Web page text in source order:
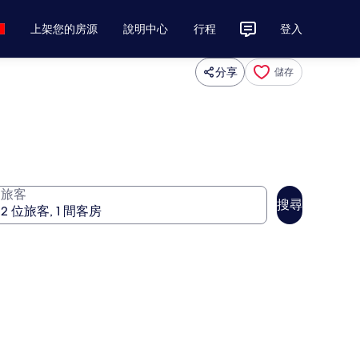
上架您的房源 說明中心 行程 登入
分享 儲存
旅客
搜尋